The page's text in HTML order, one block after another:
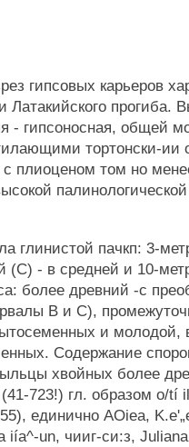
гипсовых карьеров
Латакийского прогиба.
- гипсоносная, общей
тортонски-
с плиоценом том но
палинологической
глинистой пачкп: 3-
(С) - в средней и 10-
более древний -с
В и С),
и молодой,
Содержание
хвойных более
723!) гл. образом o/tí
единично AOiea,
un, чииг-си:з,